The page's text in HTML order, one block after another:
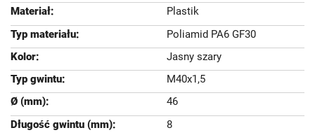
Plastik
Poliamid PA6 GF30
Jasny szary
M40x1,5
46
8